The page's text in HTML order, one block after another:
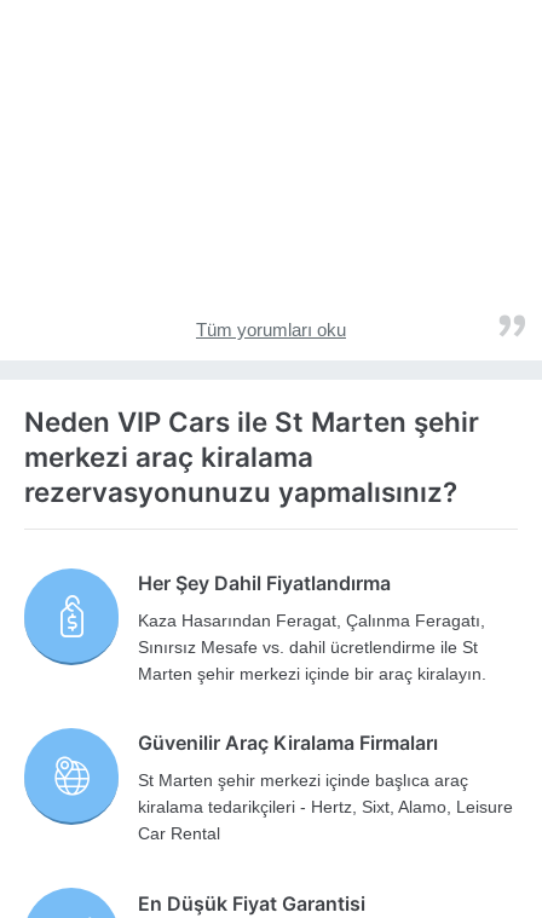
Tüm yorumları oku
Neden VIP Cars ile St Marten şehir
merkezi araç kiralama
rezervasyonunuzu yapmalısınız?
Her Şey Dahil Fiyatlandırma
Kaza Hasarından Feragat, Çalınma Feragatı,
Sınırsız Mesafe vs. dahil ücretlendirme ile St
Marten şehir merkezi içinde bir araç kiralayın.
Güvenilir Araç Kiralama Firmaları
St Marten şehir merkezi içinde başlıca araç
kiralama tedarikçileri - Hertz, Sixt, Alamo, Leisure
Car Rental
En Düşük Fiyat Garantisi